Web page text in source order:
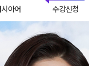
아어 수강신청